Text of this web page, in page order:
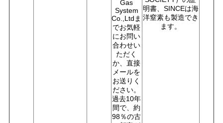
Gas
System
Co.,Ltdま
でお気軽
にお問い
合わせい
ただく
か、直接
メールを
お送りく
ださい。
過去10年
間で、約
98％の古
明書、SINCEは海
洋窒素も製造でき
ます。